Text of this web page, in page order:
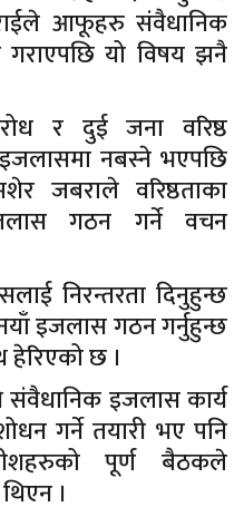
आफूहरु संवैधानिक
यो विषय झनै
र दुई जना वरिष्ठ
नबस्ने भएपछि
जबराले वरिष्ठताका
गठन गर्ने वचन
निरन्तरता दिनुहुन्छ
इजलास गठन गर्नुहुन्छ
हेरिएको छ ।
इजलास कार्य
गर्ने तयारी भए पनि
पूर्ण बैठकले
।